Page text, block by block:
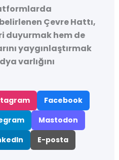
Çevre Hattı,
duyurmak hem de
yaygınlaştırmak
varlığını
Facebook
Mastodon
E-posta